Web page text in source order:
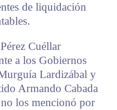
de liquidación
Cuéllar
a los Gobiernos
Lardizábal y
Armando Cabada
los mencionó por